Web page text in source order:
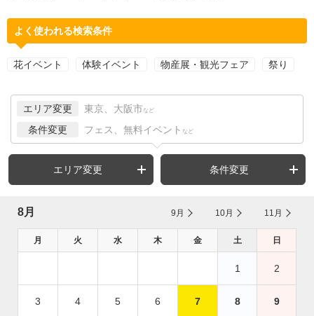
よく使われる検索条件
花イベント 体験イベント 物産展・観光フェア 祭り
エリア変更 東京、大阪市 など
条件変更 フェス、無料イベント など
エリア変更 条件変更
8月 9月 10月 11月
月 火 水 木 金 土 日
1 2
3 4 5 6 7 8 9